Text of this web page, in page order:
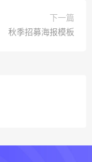
下一篇
秋季招募海报模板